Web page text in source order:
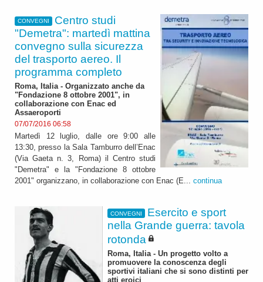
CONVEGNI
Centro studi
"Demetra": martedì mattina
convegno sulla sicurezza
del trasporto aereo. Il
programma completo
Roma, Italia - Organizzato anche da
"Fondazione 8 ottobre 2001", in
collaborazione con Enac ed
Assaeroporti
07/07/2016 06:58
Martedì 12 luglio, dalle ore 9:00 alle
13:30, presso la Sala Tamburro dell’Enac
(Via Gaeta n. 3, Roma) il Centro studi
"Demetra" e la "Fondazione 8 ottobre
2001" organizzano, in collaborazione con Enac (E... continua
CONVEGNI
Esercito e sport
nella Grande guerra: tavola
rotonda
Roma, Italia - Un progetto volto a
promuovere la conoscenza degli
sportivi italiani che si sono distinti per
atti eroici